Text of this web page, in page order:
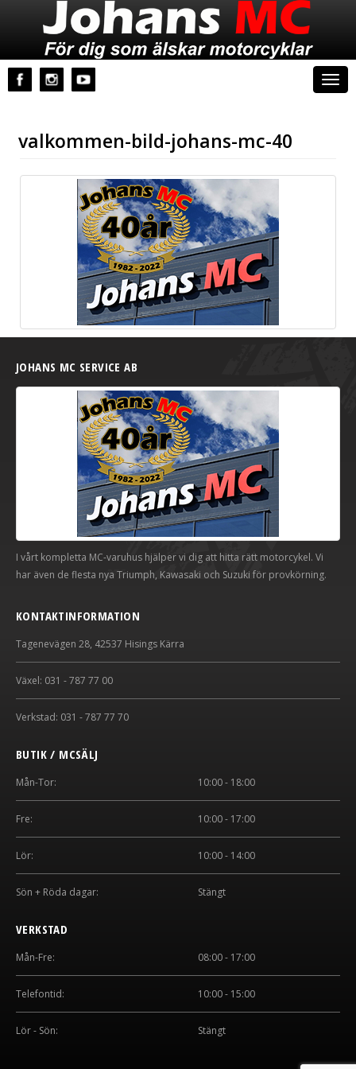
valkommen-bild-johans-mc-40
JOHANS MC SERVICE AB
I vårt kompletta MC-varuhus hjälper vi dig att hitta rätt motorcykel. Vi
har även de flesta nya Triumph, Kawasaki och Suzuki för provkörning.
KONTAKTINFORMATION
Tagenevägen 28, 42537 Hisings Kärra
Växel: 031 - 787 77 00
Verkstad: 031 - 787 77 70
BUTIK / MCSÄLJ
Mån-Tor: 10:00 - 18:00
Fre: 10:00 - 17:00
Lör: 10:00 - 14:00
Sön + Röda dagar: Stängt
VERKSTAD
Mån-Fre: 08:00 - 17:00
Telefontid: 10:00 - 15:00
Lör - Sön: Stängt